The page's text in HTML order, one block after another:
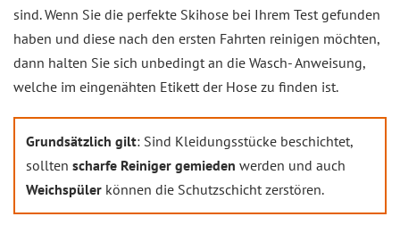
sind. Wenn Sie die perfekte Skihose bei Ihrem Test gefunden
haben und diese nach den ersten Fahrten reinigen möchten,
dann halten Sie sich unbedingt an die Wasch- Anweisung,
welche im eingenähten Etikett der Hose zu finden ist.
Grundsätzlich gilt: Sind Kleidungsstücke beschichtet,
sollten scharfe Reiniger gemieden werden und auch
Weichspüler können die Schutzschicht zerstören.